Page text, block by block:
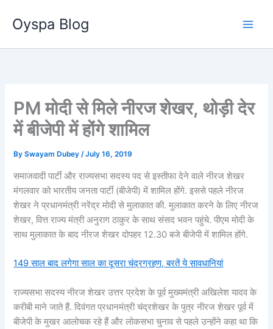
content
Oyspa Blog
PM मोदी से मिले नीरज शेखर, थोड़ी देर
में बीजेपी में होंगे शामिल
BySwayam Dubey/July 16, 2019
समाजवादी पार्टी और राज्यसभा सदस्य पद से इस्तीफा देने वाले नीरज शेखर
मंगलवार को भारतीय जनता पार्टी (बीजेपी) में शामिल होंगे. इससे पहले नीरज
शेखर ने प्रधानमंत्री नरेंद्र मोदी से मुलाकात की. मुलाकात करने के लिए नीरज
शेखर, वित्त राज्य मंत्री अनुराग ठाकुर के साथ संसद भवन पहुंचे. पीएम मोदी के
साथ मुलाकात के बाद नीरज शेखर दोपहर 12.30 बजे बीजेपी में शामिल होंगे.
149 साल बाद लगेगा साल का दूसरा चंद्रग्रहण, बरतें ये सावधानियां
राज्यसभा सदस्य नीरज शेखर उत्तर प्रदेश के पूर्व मुख्यमंत्री अखिलेश यादव के
करीबी माने जाते हैं. दिवंगत प्रधानमंत्री चंद्रशेखर के पुत्र नीरज शेखर पूर्व में
बीजेपी के मुखर आलोचक रहे हैं और लोकसभा चुनाव से पहले उन्होंने कहा था कि